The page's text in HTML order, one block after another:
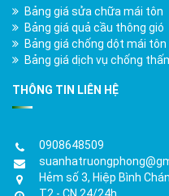
Bảng giá sửa chữa mái tôn
Bảng giá quả cầu thông gió
Bảng giá chống dột mái tôn
Bảng giá dịch vụ chống
THÔNG TIN LIÊN HỆ
0908648509
Hẻm số 3, Hiệp Bình
T2 - CN 24/24h